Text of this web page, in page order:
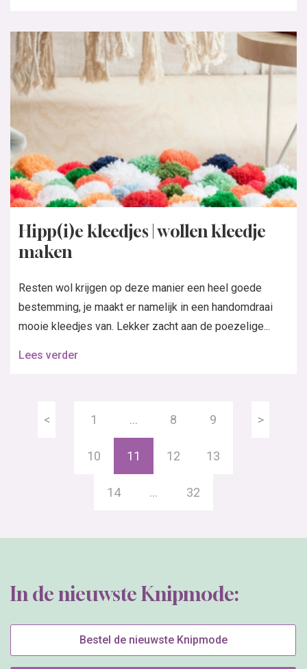
Hipp(i)e kleedjes | wollen kleedje
maken
Resten wol krijgen op deze manier een heel goede
bestemming, je maakt er namelijk in een handomdraai
mooie kleedjes van. Lekker zacht aan de poezelige...
Lees verder
< 1 … 8 9
10 11 12 13
14 … 32
>
In de nieuwste Knipmode:
Bestel de nieuwste Knipmode